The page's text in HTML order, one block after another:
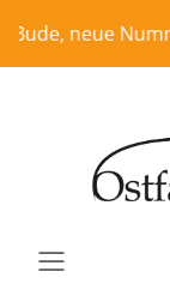
Zum Hauptinhalt
neue